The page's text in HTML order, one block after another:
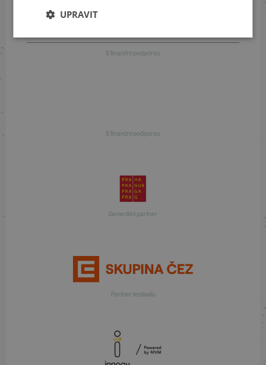
S finanční podporou
S finanční podporou
Generální partner
Partner festivalu
UPRAVIT